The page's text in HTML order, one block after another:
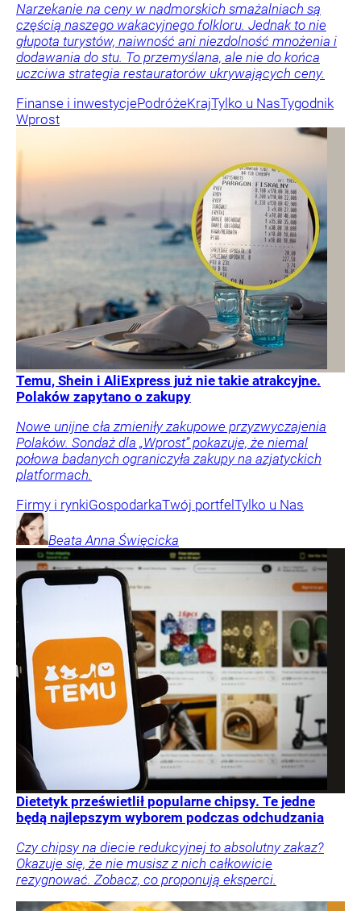
Narzekanie na ceny w nadmorskich smażalniach są
częścią naszego wakacyjnego folkloru. Jednak to nie
głupota turystów, naiwność ani niezdolność mnożenia i
dodawania do stu. To przemyślana, ale nie do końca
uczciwa strategia restauratorów ukrywających ceny.
Finanse i inwestycjePodróżeKrajTylko u NasTygodnik
Wprost
Temu, Shein i AliExpress już nie takie atrakcyjne.
Polaków zapytano o zakupy
Nowe unijne cła zmieniły zakupowe przyzwyczajenia
Polaków. Sondaż dla „Wprost” pokazuje, że niemal
połowa badanych ograniczyła zakupy na azjatyckich
platformach.
Firmy i rynkiGospodarkaTwój portfel Tylko u Nas
Beata Anna Święcicka
Dietetyk prześwietlił popularne chipsy. Te jedne
będą najlepszym wyborem podczas odchudzania
Czy chipsy na diecie redukcyjnej to absolutny zakaz?
Okazuje się, że nie musisz z nich całkowicie
rezygnować. Zobacz, co proponują eksperci.